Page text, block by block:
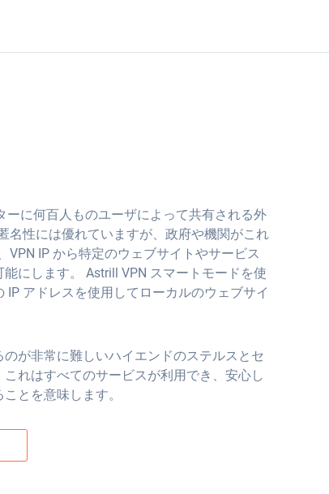
ーに何百人ものユーザによって共有される外
名性には優れていますが、政府や機関がこれ
VPN IP から特定のウェブサイトやサービス
にします。 Astrill VPN スマートモードを使
アドレスを使用してローカルのウェブサイ
が非常に難しいハイエンドのステルスとセ
れはすべてのサービスが利用でき、安心し
とを意味します。